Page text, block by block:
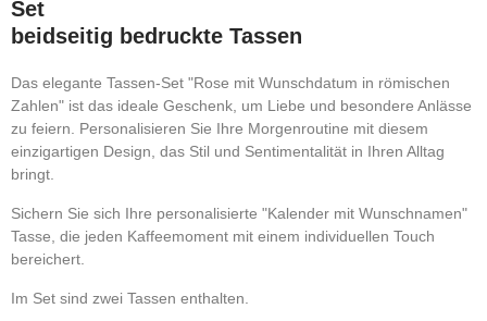
Set
beidseitig bedruckte Tassen
Das elegante Tassen-Set "Rose mit Wunschdatum in römischen
Zahlen" ist das ideale Geschenk, um Liebe und besondere Anlässe
zu feiern. Personalisieren Sie Ihre Morgenroutine mit diesem
einzigartigen Design, das Stil und Sentimentalität in Ihren Alltag
bringt.
Sichern Sie sich Ihre personalisierte "Kalender mit Wunschnamen"
Tasse, die jeden Kaffeemoment mit einem individuellen Touch
bereichert.
Im Set sind zwei Tassen enthalten.